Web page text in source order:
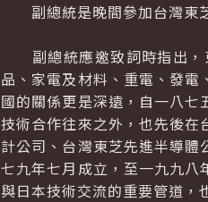
副總統是晚間參加台灣東芝
副總統應邀致詞時指出，
品、家電及材料、重電、發
國的關係更是深遠，自一八
技術合作往來之外，也先後
計公司、台灣東芝先進半導
七九年七月成立，至一九九
與日本技術交流的重要管道，